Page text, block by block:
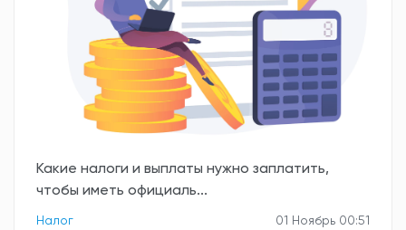
Какие налоги и выплаты нужно заплатить,
чтобы иметь официаль...
Налог 01 Ноябрь 00:51